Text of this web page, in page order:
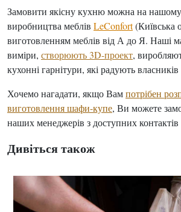
Замовити якісну кухню можна на
виробництва меблів LeConfort(Київська
виготовленням меблів від А до Я. Наші
виміри, створюють 3D-проект,
кухонні гарнітури, які радують власників
Хочемо нагадати, якщо Вампотрібен
виготовлення шафи-купе, Ви можете
наших менеджерів з доступних контактів
Дивіться також